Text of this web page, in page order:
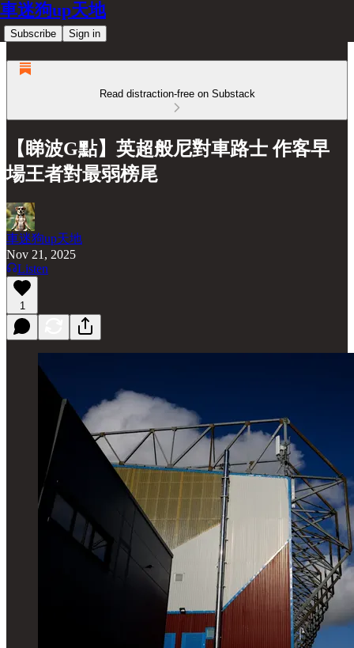
車迷狗up天地
Subscribe Sign in
Read distraction-free on Substack
【睇波G點】英超般尼對車路士 作客早
場王者對最弱榜尾
車迷狗up天地
Nov 21, 2025
Listen
1